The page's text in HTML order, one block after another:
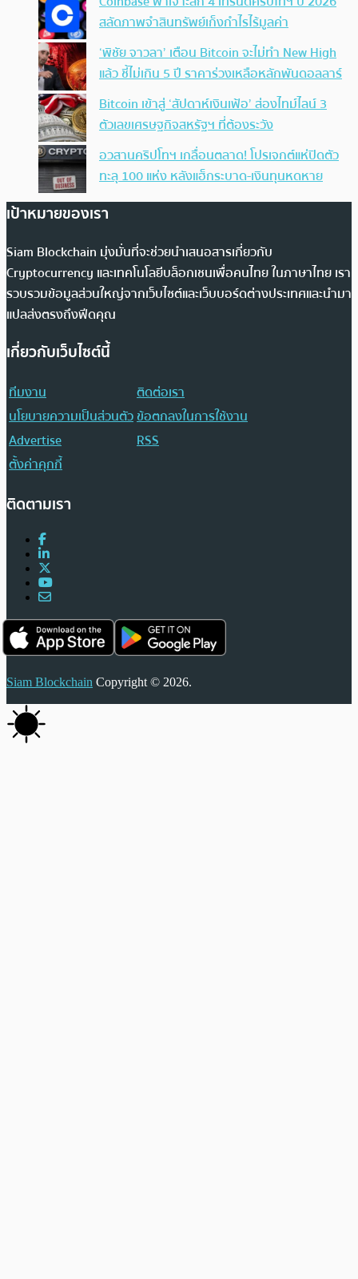
สลัดภาพจำสินทรัพย์เก็งกำไรไร้มูลค่า
‘พิชัย จาวลา’ เตือน Bitcoin จะไม่ทำ New High
แล้ว ชี้ไม่เกิน 5 ปี ราคาร่วงเหลือหลักพันดอลลาร์
Bitcoin เข้าสู่ ‘สัปดาห์เงินเฟ้อ’ ส่องไทม์ไลน์ 3
ตัวเลขเศรษฐกิจสหรัฐฯ ที่ต้องระวัง
อวสานคริปโทฯ เกลื่อนตลาด! โปรเจกต์แห่ปิดตัว
ทะลุ 100 แห่ง หลังแฮ็กระบาด-เงินทุนหดหาย
เป้าหมายของเรา
Siam Blockchain มุ่งมั่นที่จะช่วยนำเสนอสารเกี่ยวกับ
Cryptocurrency และเทคโนโลยีบล็อกเชนเพื่อคนไทย ในภาษาไทย เรา
รวบรวมข้อมูลส่วนใหญ่จากเว็บไซต์และเว็บบอร์ดต่างประเทศและนำมา
แปลส่งตรงถึงฟีดคุณ
เกี่ยวกับเว็บไซต์นี้
ทีมงาน
ติดต่อเรา
นโยบายความเป็นส่วนตัวข้อตกลงในการใช้งาน
Advertise
RSS
ตั้งค่าคุกกี้
ติดตามเรา
Siam Blockchain Copyright © 2026.